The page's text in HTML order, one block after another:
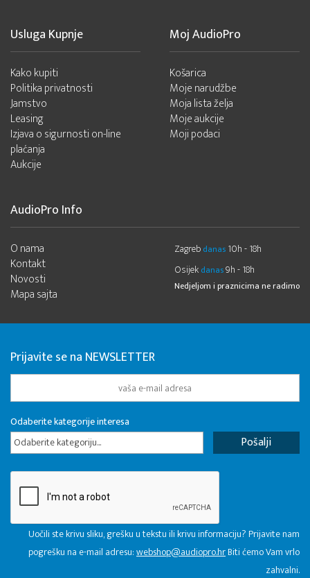
Usluga Kupnje
Kako kupiti
Politika privatnosti
Jamstvo
Leasing
Izjava o sigurnosti on-line
plaćanja
Aukcije
Moj AudioPro
Košarica
Moje narudžbe
Moja lista želja
Moje aukcije
Moji podaci
AudioPro Info
O nama
Kontakt
Novosti
Mapa sajta
Zagreb danas 10h - 18h
Osijek danas9h - 18h
Nedjeljom i praznicima ne radimo
Prijavite se na NEWSLETTER
Odaberite kategorije interesa
Odaberite kategoriju...
Uočili ste krivu sliku, grešku u tekstu ili krivu informaciju? Prijavite nam
pogrešku na e-mail adresu:webshop@audiopro.hrBiti ćemo Vam vrlo
zahvalni.